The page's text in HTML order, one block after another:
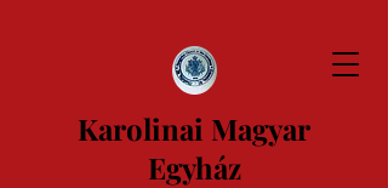
Karolinai Magyar
Egyház